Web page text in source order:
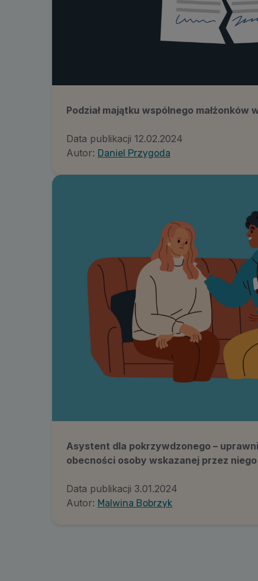
Podział majątku wspólnego małżonków
Data publikacji 12.02.2024
Autor: Daniel Przygoda
Asystent dla pokrzywdzonego –
obecności osoby wskazanej przez
Data publikacji 3.01.2024
Autor: Malwina Bobrzyk